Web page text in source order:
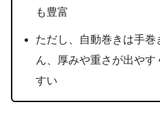
も豊富
ただし、自動巻きは手
ん、厚みや重さが出や
すい